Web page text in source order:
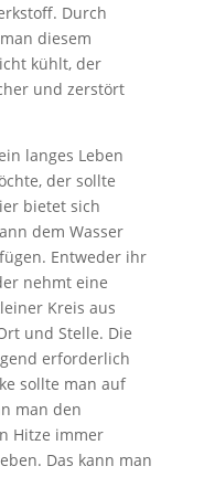
Durch
diesem
kühlt, der
und zerstört
langes Leben
der sollte
bietet sich
dem Wasser
Entweder ihr
nehmt eine
Kreis aus
und Stelle. Die
erforderlich
sollte man auf
man den
Hitze immer
Das kann man